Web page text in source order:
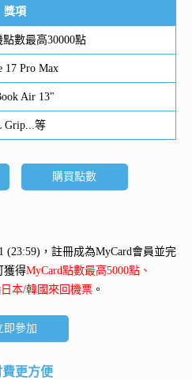
獎項
點數最高30000點
17 Pro Max
Air 13"
Grip...等
購買點數
(23:59)，註冊成為MyCard會員並完
獲得MyCard點數最高5000點、
日本/韓國來回機票 。
即參加
更方便